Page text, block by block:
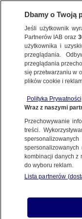
POLSKA
"Ta historia
zwrotów akcji"
Oprac.Mikołaj
28.04.2026, 16:52
Posłuchaj
Dbamy o Twoją
Jeśli użytkownik
Partnerów IAB oraz
użytkownika i
przeglądania.
przeglądania
się przetwarzaniu w
plików cookie i
Polityka Prywatności
Wraz z naszymi
Przechowywanie
treści.
kombinacji danych z
do wyboru reklam.
Lista partnerów